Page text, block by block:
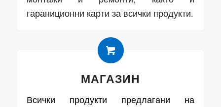
гараниционни карти за всички продукти.
МАГАЗИН
Всички продукти предлагани на